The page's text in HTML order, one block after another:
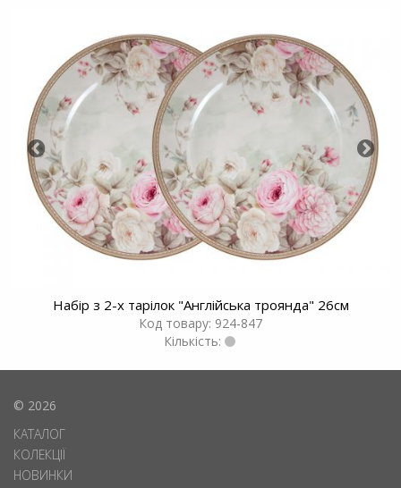
Набір з 2-х тарілок "Англійська троянда" 26см
Код товару: 924-847
Кількість:
© 2026
КАТАЛОГ
КОЛЕКЦІЇ
НОВИНКИ